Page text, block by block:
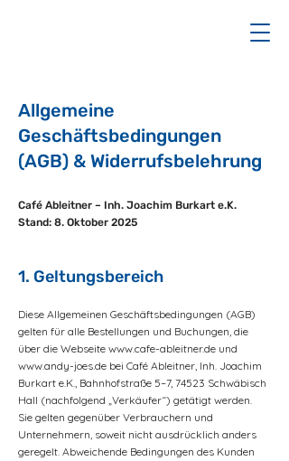
Allgemeine
Geschäftsbedingungen
(AGB) & Widerrufsbelehrung
Café Ableitner – Inh. Joachim Burkart e.K.
Stand: 8. Oktober 2025
1. Geltungsbereich
Diese Allgemeinen Geschäftsbedingungen (AGB)
gelten für alle Bestellungen und Buchungen, die
über die Webseite www.cafe-ableitner.de und
www.andy-joes.de bei Café Ableitner, Inh. Joachim
Burkart e.K., Bahnhofstraße 5–7, 74523 Schwäbisch
Hall (nachfolgend „Verkäufer“) getätigt werden.
Sie gelten gegenüber Verbrauchern und
Unternehmern, soweit nicht ausdrücklich anders
geregelt. Abweichende Bedingungen des Kunden